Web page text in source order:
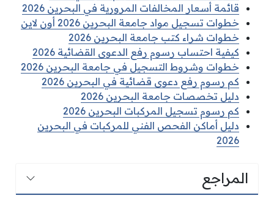
قائمة أسعار المخالفات المرورية في البحرين 2026
خطوات تسجيل مواد جامعة البحرين 2026 أون لاين
خطوات شراء كتب جامعة البحرين 2026
كيفية احتساب رسوم رفع الدعوى القضائية 2026
خطوات وشروط التسجيل في جامعة البحرين 2026
كم رسوم رفع دعوى قضائية في البحرين 2026
دليل تخصصات جامعة البحرين 2026
كم رسوم تسجيل المركبات البحرين 2026
دليل أماكن الفحص الفني للمركبات في البحرين
2026
المراجع